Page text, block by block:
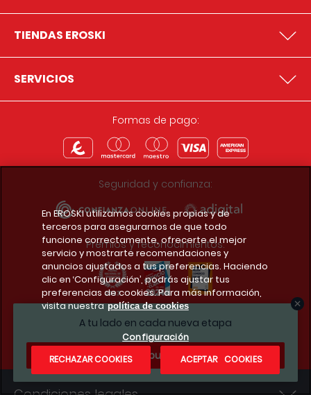
A tu lado en cada nueva etapa
¿Te apuntas?
TIENDAS EROSKI
SERVICIOS
Formas de pago:
Seguridad y confianza:
Premios y reconocimientos:
Descarga la app del club
En EROSKI utilizamos cookies propias y de
terceros para asegurarnos de que todo
funcione correctamente, ofrecerte el mejor
servicio y mostrarte recomendaciones y
anuncios ajustados a tus preferencias. Haciendo
clic en ‘Configuración’, podrás ajustar tus
preferencias de cookies. Para más información,
visita nuestra política de cookies
Configuración
RECHAZAR COOKIES
ACEPTAR COOKIES